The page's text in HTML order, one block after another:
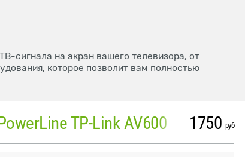
сигнала на экран вашего телевизора, от
которое позволит вам полностью
TP-Link AV600 1750 руб